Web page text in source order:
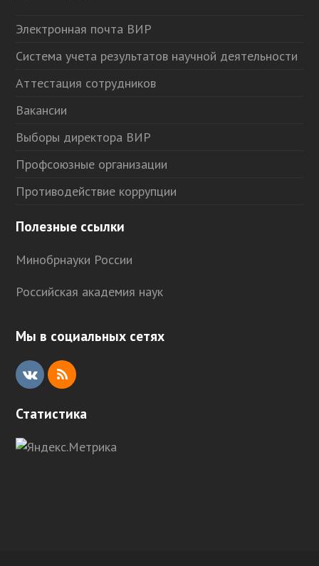
Электронная почта ВИР
Система учета результатов научной деятельности
Аттестация сотрудников
Вакансии
Выборы директора ВИР
Профсоюзные организации
Противодействие коррупции
Полезные ссылки
Минобрнауки России
Российская академия наук
Мы в социальных сетях
V
R
Статистика